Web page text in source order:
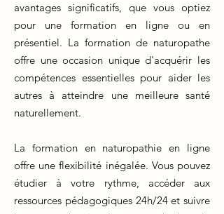
avantages significatifs, que vous optiez
pour une formation en ligne ou en
présentiel. La formation de naturopathe
offre une occasion unique d'acquérir les
compétences essentielles pour aider les
autres à atteindre une meilleure santé
naturellement.
La formation en naturopathie en ligne
offre une flexibilité inégalée. Vous pouvez
étudier à votre rythme, accéder aux
ressources pédagogiques 24h/24 et suivre